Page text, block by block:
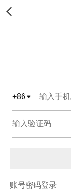
+86
账号密码登录